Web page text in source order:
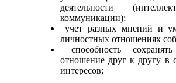
деятельности
коммуникации);
учет разных мнений и
личностных отношениях
способность сохранять
отношение друг к другу в
интересов;